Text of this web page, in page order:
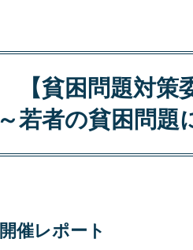
【貧困問題対
～若者の貧困問題
開催レポート